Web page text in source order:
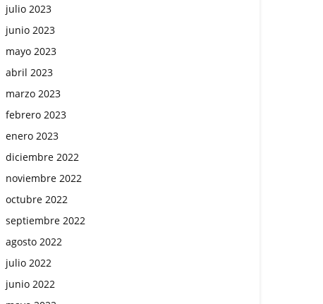
julio 2023
junio 2023
mayo 2023
abril 2023
marzo 2023
febrero 2023
enero 2023
diciembre 2022
noviembre 2022
octubre 2022
septiembre 2022
agosto 2022
julio 2022
junio 2022